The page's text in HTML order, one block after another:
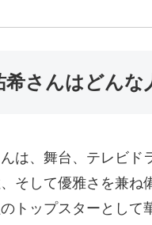
希さんはどんな
は、舞台、テレビド
そして優雅さを兼ね
トップスターとして